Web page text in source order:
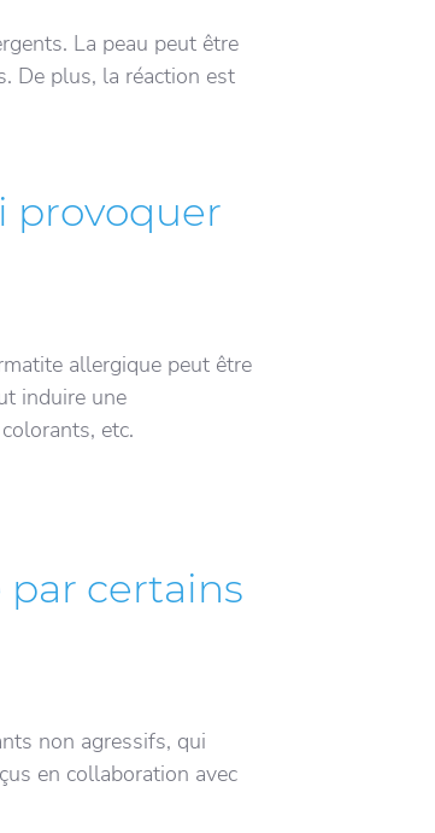
La peau peut être
De plus, la réaction est
provoquer
allergique peut être
induire une
etc.
certains
non agressifs, qui
en collaboration avec